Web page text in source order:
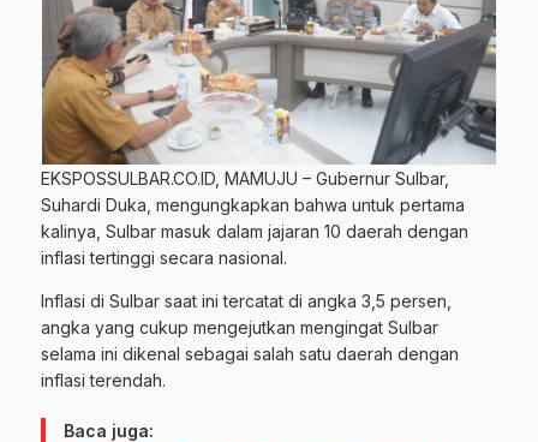
EKSPOSSULBAR.CO.ID, MAMUJU – Gubernur Sulbar,
Suhardi Duka, mengungkapkan bahwa untuk pertama
kalinya, Sulbar masuk dalam jajaran 10 daerah dengan
inflasi tertinggi secara nasional.
Inflasi di Sulbar saat ini tercatat di angka 3,5 persen,
angka yang cukup mengejutkan mengingat Sulbar
selama ini dikenal sebagai salah satu daerah dengan
inflasi terendah.
Baca juga: